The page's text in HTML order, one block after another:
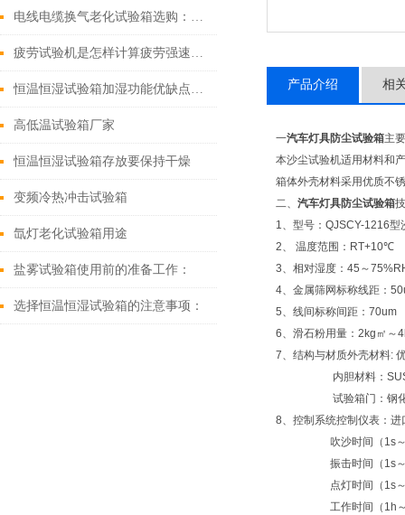
电线电缆换气老化试验箱选购：关键参数与功能考量
疲劳试验机是怎样计算疲劳强速的呢
恒温恒湿试验箱加湿功能优缺点对比
高低温试验箱厂家
恒温恒湿试验箱存放要保持干燥
变频冷热冲击试验箱
氙灯老化试验箱用途
盐雾试验箱使用前的准备工作：
选择恒温恒湿试验箱的注意事项：
产品介绍 相
一汽车灯具防尘试验箱主
本沙尘试验机适用材料和
箱体外壳材料采用优质不
二、 汽车灯具防尘试验箱
1、型号：QJSCY-1216型
2、 温度范围：RT+10℃
3、相对湿度：45～
4、金属筛网标称线距：
5、线间标称间距：70um
6、滑石粉用量：2kg㎡～
7、结构与材质外壳材料:
内胆材料：
试验箱门：钢化
8、控制系统控制仪表：进
吹沙时间（1s～
振击时间（1s～
点灯时间（1s～
工作时间（1h～